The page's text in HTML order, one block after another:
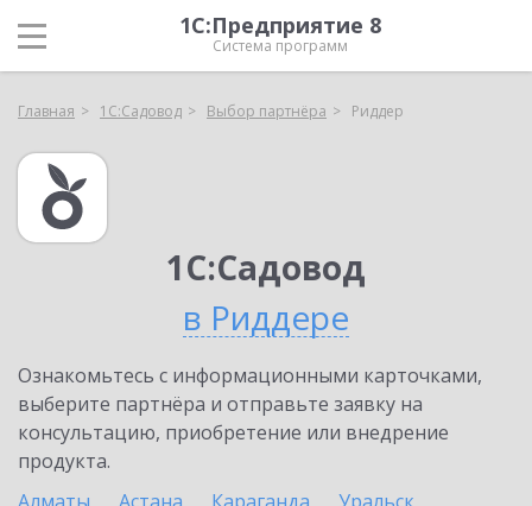
1С:Предприятие 8
Система программ
Главная 1С:Садовод Выбор партнёра Риддер
1С:Садовод
в Риддере
Ознакомьтесь с информационными карточками,
выберите партнёра и отправьте заявку на
консультацию, приобретение или внедрение
продукта.